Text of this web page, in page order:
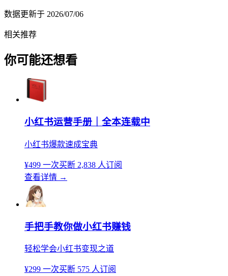
数据更新于 2026/07/06
相关推荐
你可能还想看
小红书运营手册｜全本连载中
小红书爆款速成宝典
¥499 一次买断 2,838 人订阅
查看详情 →
手把手教你做小红书赚钱
轻松学会小红书变现之道
¥299 一次买断 575 人订阅